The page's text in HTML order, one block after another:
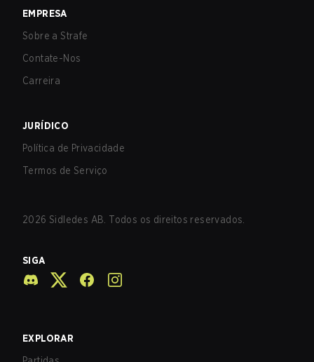
EMPRESA
Sobre a Strafe
Contate-Nos
Carreira
JURÍDICO
Política de Privacidade
Termos de Serviço
2026 Sidledes AB. Todos os direitos reservados.
SIGA
EXPLORAR